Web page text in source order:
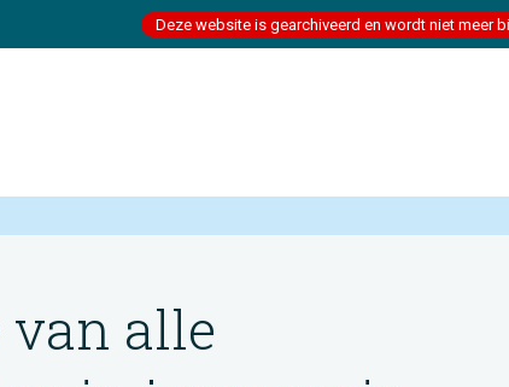
Deze website is gearchiveerd en wordt niet meer
van alle